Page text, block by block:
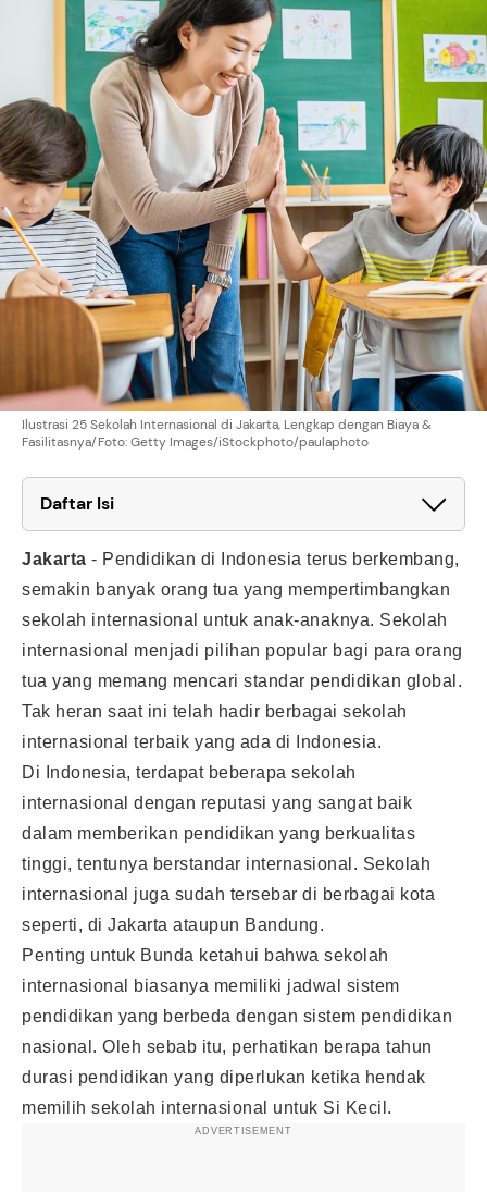
Ilustrasi 25 Sekolah Internasional di Jakarta, Lengkap dengan Biaya &
Fasilitasnya/Foto: Getty Images/iStockphoto/paulaphoto
Daftar Isi
Jakarta - Pendidikan di Indonesia terus berkembang,
semakin banyak orang tua yang mempertimbangkan
sekolah internasional untuk anak-anaknya. Sekolah
internasional menjadi pilihan popular bagi para orang
tua yang memang mencari standar pendidikan global.
Tak heran saat ini telah hadir berbagai sekolah
internasional terbaik yang ada di Indonesia.
Di Indonesia, terdapat beberapa sekolah
internasional dengan reputasi yang sangat baik
dalam memberikan pendidikan yang berkualitas
tinggi, tentunya berstandar internasional. Sekolah
internasional juga sudah tersebar di berbagai kota
seperti, di Jakarta ataupun Bandung.
Penting untuk Bunda ketahui bahwa sekolah
internasional biasanya memiliki jadwal sistem
pendidikan yang berbeda dengan sistem pendidikan
nasional. Oleh sebab itu, perhatikan berapa tahun
durasi pendidikan yang diperlukan ketika hendak
memilih sekolah internasional untuk Si Kecil.
ADVERTISEMENT